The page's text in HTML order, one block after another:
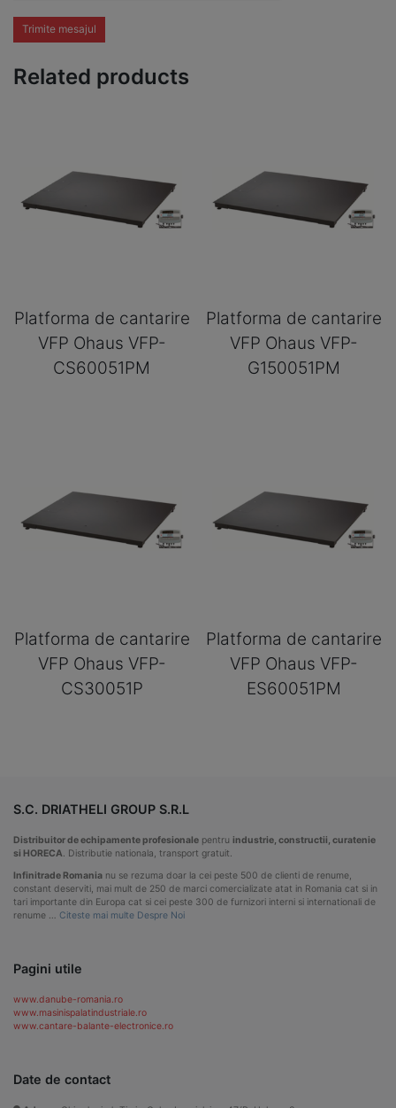
Trimite mesajul
Related products
Platforma de cantarire
VFP Ohaus VFP-
CS60051PM
Platforma de cantarire
VFP Ohaus VFP-
G150051PM
Platforma de cantarire
VFP Ohaus VFP-
CS30051P
Platforma de cantarire
VFP Ohaus VFP-
ES60051PM
S.C. DRIATHELI GROUP S.R.L
Distribuitor de echipamente profesionale pentru industrie, constructii, curatenie
si HORECA. Distributie nationala, transport gratuit.
Infinitrade Romania nu se rezuma doar la cei peste 500 de clienti de renume,
constant deserviti, mai mult de 250 de marci comercializate atat in Romania cat si in
tari importante din Europa cat si cei peste 300 de furnizori interni si internationali de
renume … Citeste mai multe Despre Noi
Pagini utile
www.danube-romania.ro
www.masinispalatindustriale.ro
www.cantare-balante-electronice.ro
Date de contact